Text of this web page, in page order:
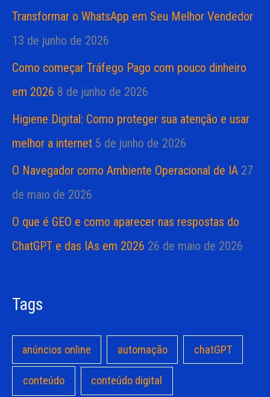
Transformar o WhatsApp em Seu Melhor Vendedor
13 de junho de 2026
Como começar Tráfego Pago com pouco dinheiro
em 2026 8 de junho de 2026
Higiene Digital: Como proteger sua atenção e usar
melhor a internet 5 de junho de 2026
O Navegador como Ambiente Operacional de IA 27
de maio de 2026
O que é GEO e como aparecer nas respostas do
ChatGPT e das IAs em 2026 26 de maio de 2026
Tags
anúncios online automação chatGPT
conteúdo conteúdo digital